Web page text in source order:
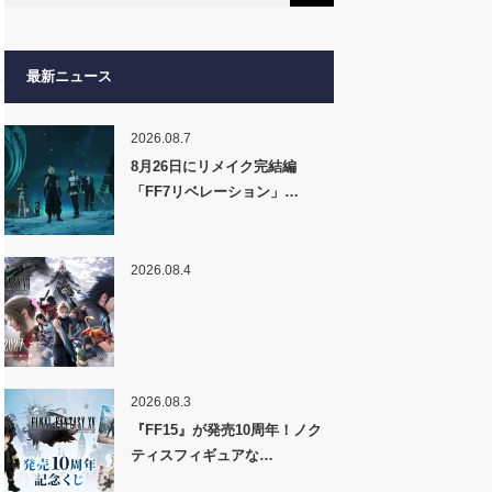
最新ニュース
2026.08.7
8月26日にリメイク完結編
「FF7リベレーション」…
2026.08.4
2026.08.3
『FF15』が発売10周年！ノク
ティスフィギュアな…